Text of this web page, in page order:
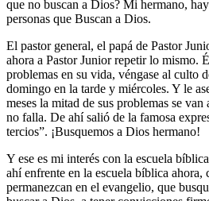
que no buscan a Dios? Mi hermano,
personas que Buscan a Dios.
El pastor general, el papá de Pastor
ahora a Pastor Junior repetir lo mismo.
problemas en su vida, véngase al culto
domingo en la tarde y miércoles. Y le
meses la mitad de sus problemas se
no falla. De ahí salió de la famosa
tercios”. ¡Busquemos a Dios hermano!
Y ese es mi interés con la escuela
ahí enfrente en la escuela bíblica ahora,
permanezcan en el evangelio, que